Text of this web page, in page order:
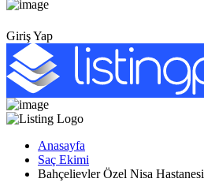
Giriş Yap
Anasayfa
Saç Ekimi
Bahçelievler Özel Nisa Hastanesi